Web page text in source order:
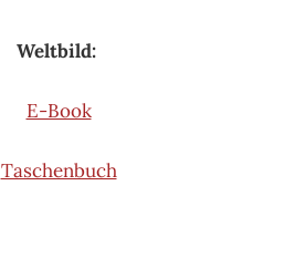
Weltbild:
E-Book
Taschenbuch